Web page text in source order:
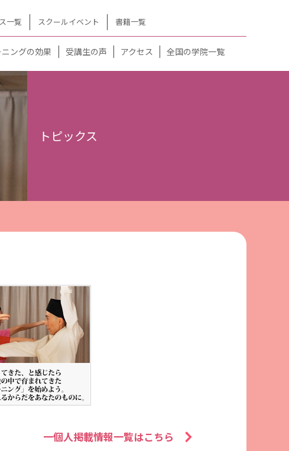
一覧 スクールイベント 書籍一覧
ングの効果 受講生の声 アクセス 全国の学院一覧
トピックス
一個人掲載情報一覧はこちら